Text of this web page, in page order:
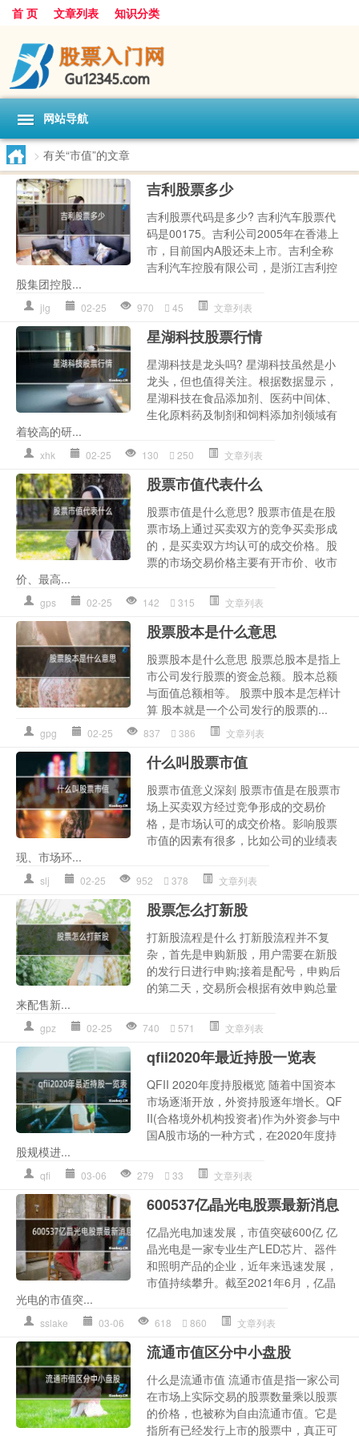
首 页 文章列表 知识分类
网站导航
> 有关“市值”的文章
吉利股票多少
吉利股票代码是多少? 吉利汽车股票代
码是00175。吉利公司2005年在香港上
市，目前国内A股还未上市。吉利全称
吉利汽车控股有限公司，是浙江吉利控
股集团控股...
jlg 02-25 970 45 文章列表
星湖科技股票行情
星湖科技是龙头吗? 星湖科技虽然是小
龙头，但也值得关注。根据数据显示，
星湖科技在食品添加剂、医药中间体、
生化原料药及制剂和饲料添加剂领域有
着较高的研...
xhk 02-25 130 250 文章列表
股票市值代表什么
股票市值是什么意思? 股票市值是在股
票市场上通过买卖双方的竞争买卖形成
的，是买卖双方均认可的成交价格。股
票的市场交易价格主要有开市价、收市
价、最高...
gps 02-25 142 315 文章列表
股票股本是什么意思
股票股本是什么意思 股票总股本是指上
市公司发行股票的资金总额。股本总额
与面值总额相等。 股票中股本是怎样计
算 股本就是一个公司发行的股票的...
gpg 02-25 837 386 文章列表
什么叫股票市值
股票市值意义深刻 股票市值是在股票市
场上买卖双方经过竞争形成的交易价
格，是市场认可的成交价格。影响股票
市值的因素有很多，比如公司的业绩表
现、市场环...
slj 02-25 952 378 文章列表
股票怎么打新股
打新股流程是什么 打新股流程并不复
杂，首先是申购新股，用户需要在新股
的发行日进行申购;接着是配号，申购后
的第二天，交易所会根据有效申购总量
来配售新...
gpz 02-25 740 571 文章列表
qfii2020年最近持股一览表
QFII 2020年度持股概览 随着中国资本
市场逐渐开放，外资持股逐年增长。QF
II(合格境外机构投资者)作为外资参与中
国A股市场的一种方式，在2020年度持
股规模进...
qfi 03-06 279 33 文章列表
600537亿晶光电股票最新消息
亿晶光电加速发展，市值突破600亿 亿
晶光电是一家专业生产LED芯片、器件
和照明产品的企业，近年来迅速发展，
市值持续攀升。截至2021年6月，亿晶
光电的市值突...
sslake 03-06 618 860 文章列表
流通市值区分中小盘股
什么是流通市值 流通市值是指一家公司
在市场上实际交易的股票数量乘以股票
的价格，也被称为自由流通市值。它是
指所有已经发行上市的股票中，真正可